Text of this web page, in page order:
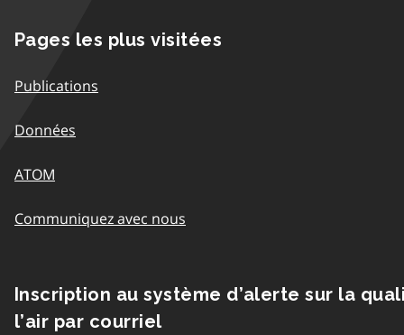
Pages les plus visitées
Publications
Données
ATOM
Communiquez avec nous
Inscription au système d’alerte sur la
l’air par courriel